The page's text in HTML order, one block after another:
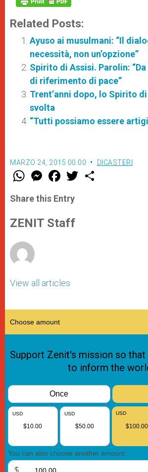
Related Posts:
Ayuso ai musulmani: “Il
necessità, non un’opzione”
Spirito di Assisi. Parolin:
di riferimento di pace”
Trent’anni dopo, lo Spirito
svolta
“Tutti possiamo essere
MARZO 24, 2015 00:00 DICASTERI
W
t
s
p
p
M
e
s
e
g
e
F
a
e
b
o
k
w
Share this Entry
ZENIT Staff
View all articles